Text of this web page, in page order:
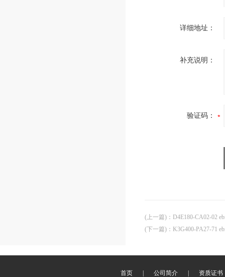
详细地址：
补充说明：
验证码：
(上一篇) ： D4E180-CA02-02
(下一篇) ： K3G400-PA27-71
首页 公司简介 资质证书